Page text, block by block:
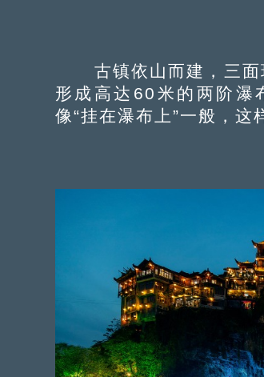
古镇依山而建，三面
形成高达60米的两阶瀑
像“挂在瀑布上”一般，这